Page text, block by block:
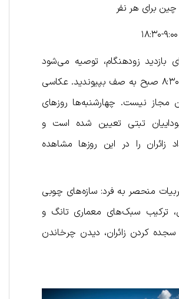
بازدید زودهنگام، توصیه می‌شود
قبل از ساعت ۸:۳۰ صبح به صف بپیوندید. عکاسی
مجاز نیست. چهارشنبه‌ها روزهای
بوداییان تبتی تعیین شده است و
زائران را در این روزها مشاهده
منحصر به فرد: سازه‌های چوبی
ترکیب سبک‌های معماری تانگ و
سجده کردن زائران، دیدن چرخاندن